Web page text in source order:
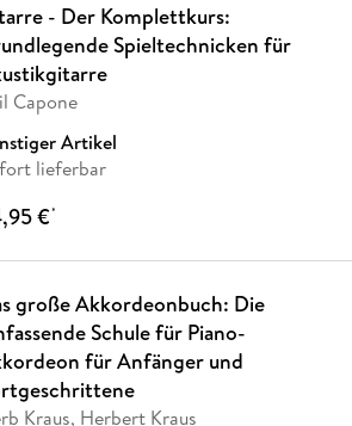
- Der Komplettkurs:
Spieltechnicken für
Capone
Artikel
lieferbar
€*
große Akkordeonbuch: Die
Schule für Piano-
für Anfänger und
Kraus, Herbert Kraus